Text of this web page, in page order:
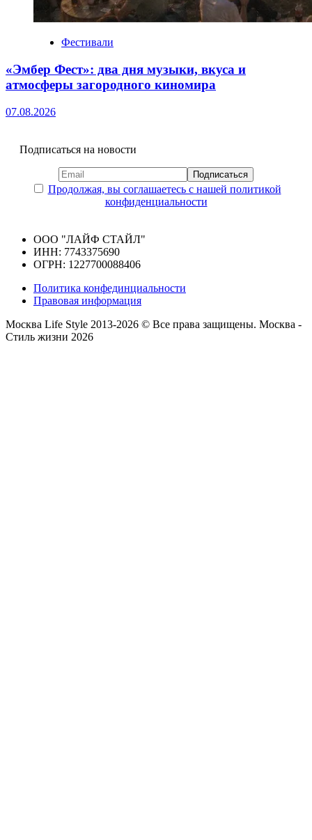
Фестивали
«Эмбер Фест»: два дня музыки, вкуса и
атмосферы загородного киномира
07.08.2026
Подписаться на новости
Продолжая, вы соглашаетесь с нашей политикой
конфиденциальности
ООО "ЛАЙФ СТАЙЛ"
ИНН: 7743375690
ОГРН: 1227700088406
Политика конфединциальности
Правовая информация
Москва Life Style 2013-2026 © Все права защищены. Москва -
Стиль жизни 2026